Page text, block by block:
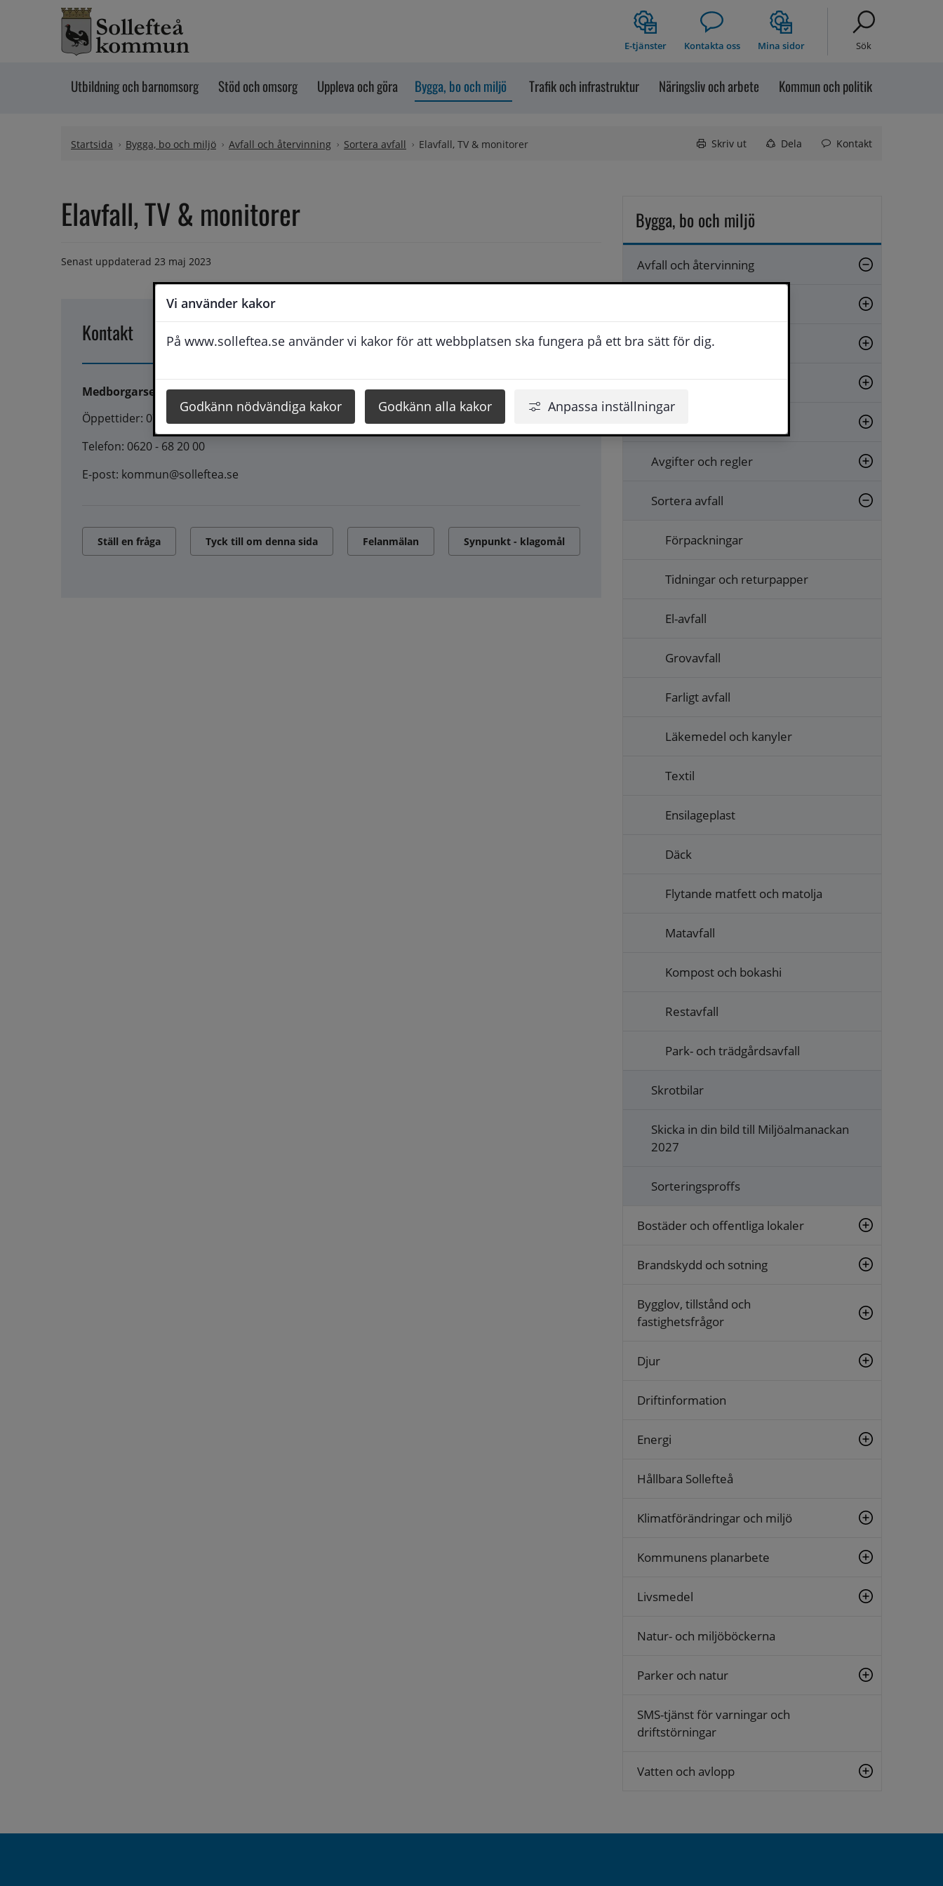
Vi använder kakor
På www.solleftea.se använder vi kakor för att webbplatsen ska fungera på ett bra sätt för dig.
Godkänn nödvändiga kakor Godkänn alla kakor Anpassa inställningar
Hoppa till innehåll
E-tjänster Kontakta oss Mina sidor Sök
Utbildning och barnomsorg Stöd och omsorg Uppleva och göra Bygga, bo och miljö Trafik och infrastruktur Näringsliv och arbete Kommun och politik
Startsida Bygga, bo och miljö Avfall och återvinning Sortera avfall Elavfall, TV & monitorer Skriv ut Dela Kontakt
Elavfall, TV & monitorer
Senast uppdaterad 23 maj 2023
Kontakt
Medborgarservice
Öppettider: 07:45 - 16:30
Telefon: 0620 - 68 20 00
E-post: kommun@solleftea.se
Ställ en fråga Tyck till om denna sida Felanmälan Synpunkt - klagomål
Bygga, bo och miljö
Avfall och återvinning
Matavfallsinsamling
Avfall från hushåll
Avgifter och regler
Sortera avfall
Förpackningar
Tidningar och returpapper
El-avfall
Grovavfall
Farligt avfall
Läkemedel och kanyler
Textil
Ensilageplast
Däck
Flytande matfett och matolja
Matavfall
Kompost och bokashi
Restavfall
Park- och trädgårdsavfall
Skrotbilar
Skicka in din bild till Miljöalmanackan
2027
Sorteringsproffs
Bostäder och offentliga lokaler
Brandskydd och sotning
Bygglov, tillstånd och
fastighetsfrågor
Djur
Driftinformation
Energi
Hållbara Sollefteå
Klimatförändringar och miljö
Kommunens planarbete
Livsmedel
Natur- och miljöböckerna
Parker och natur
SMS-tjänst för varningar och
driftstörningar
Vatten och avlopp